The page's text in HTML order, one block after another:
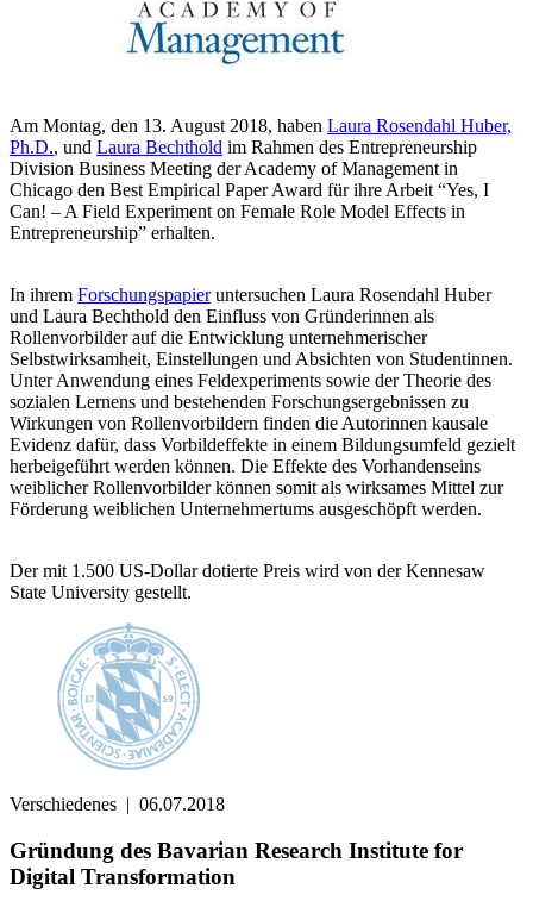
Am Montag, den 13. August 2018, haben Laura Rosendahl Huber,
Ph.D., und Laura Bechthold im Rahmen des Entrepreneurship
Division Business Meeting der Academy of Management in
Chicago den Best Empirical Paper Award für ihre Arbeit “Yes, I
Can! – A Field Experiment on Female Role Model Effects in
Entrepreneurship” erhalten.
In ihrem Forschungspapieruntersuchen Laura Rosendahl Huber
und Laura Bechthold den Einfluss von Gründerinnen als
Rollenvorbilder auf die Entwicklung unternehmerischer
Selbstwirksamheit, Einstellungen und Absichten von Studentinnen.
Unter Anwendung eines Feldexperiments sowie der Theorie des
sozialen Lernens und bestehenden Forschungsergebnissen zu
Wirkungen von Rollenvorbildern finden die Autorinnen kausale
Evidenz dafür, dass Vorbildeffekte in einem Bildungsumfeld gezielt
herbeigeführt werden können. Die Effekte des Vorhandenseins
weiblicher Rollenvorbilder können somit als wirksames Mittel zur
Förderung weiblichen Unternehmertums ausgeschöpft werden.
Der mit 1.500 US-Dollar dotierte Preis wird von der Kennesaw
State University gestellt.
Verschiedenes | 06.07.2018
Gründung des Bavarian Research Institute for
Digital Transformation